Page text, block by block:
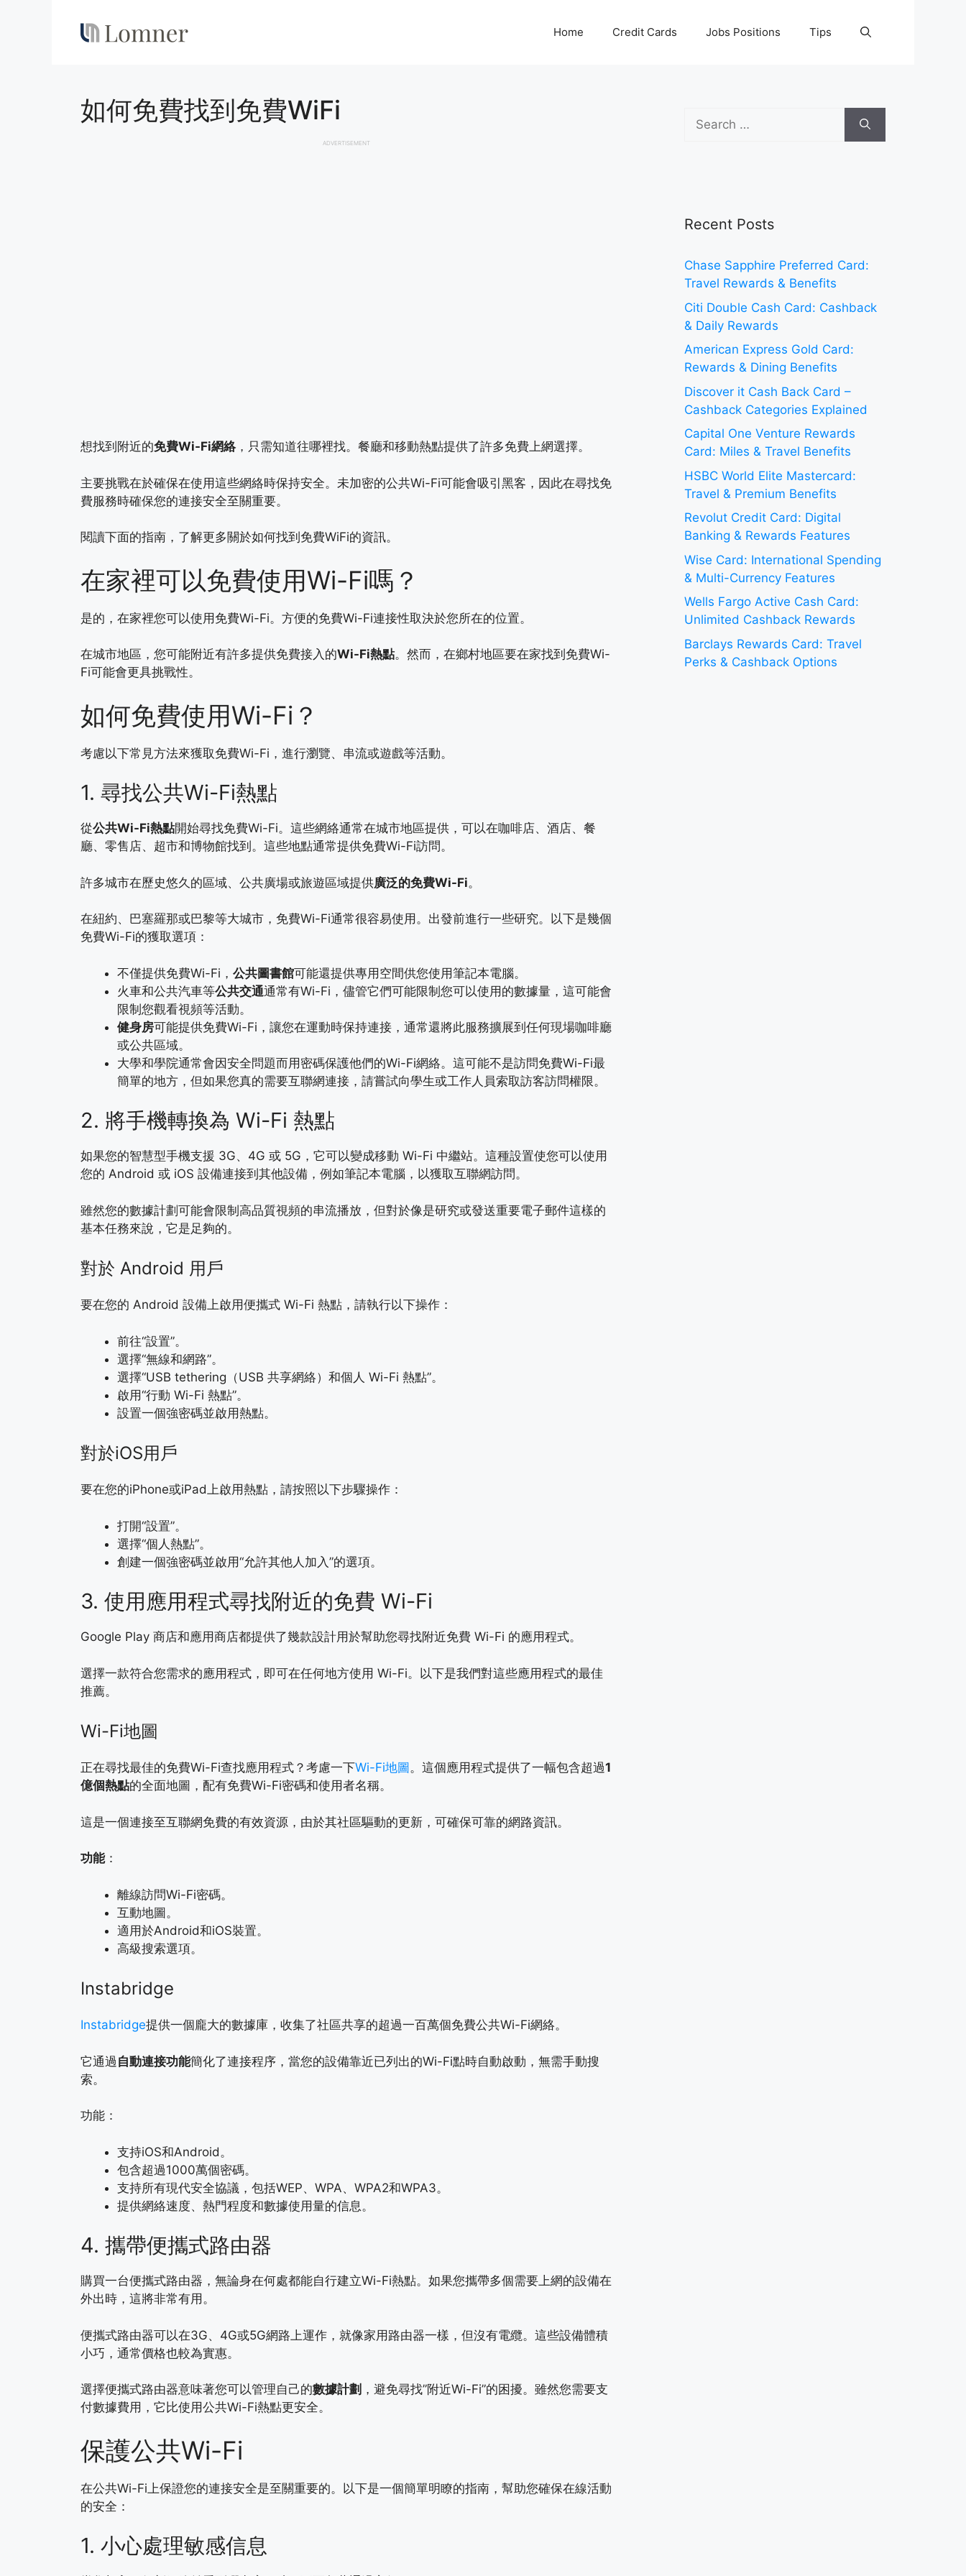
Home Credit Cards Jobs Positions Tips
如何免費找到免費WiFi
ADVERTISEMENT
想找到附近的免費Wi-Fi網絡，只需知道往哪裡找。餐廳和移動熱點提供了許多免費上網選擇。
主要挑戰在於確保在使用這些網絡時保持安全。未加密的公共Wi-Fi可能會吸引黑客，因此在尋找免
費服務時確保您的連接安全至關重要。
閱讀下面的指南，了解更多關於如何找到免費WiFi的資訊。
在家裡可以免費使用Wi-Fi嗎？
是的，在家裡您可以使用免費Wi-Fi。方便的免費Wi-Fi連接性取決於您所在的位置。
在城市地區，您可能附近有許多提供免費接入的Wi-Fi熱點。然而，在鄉村地區要在家找到免費Wi-
Fi可能會更具挑戰性。
如何免費使用Wi-Fi？
考慮以下常見方法來獲取免費Wi-Fi，進行瀏覽、串流或遊戲等活動。
1. 尋找公共Wi-Fi熱點
從公共Wi-Fi熱點開始尋找免費Wi-Fi。這些網絡通常在城市地區提供，可以在咖啡店、酒店、餐
廳、零售店、超市和博物館找到。這些地點通常提供免費Wi-Fi訪問。
許多城市在歷史悠久的區域、公共廣場或旅遊區域提供廣泛的免費Wi-Fi。
在紐約、巴塞羅那或巴黎等大城市，免費Wi-Fi通常很容易使用。出發前進行一些研究。以下是幾個
免費Wi-Fi的獲取選項：
不僅提供免費Wi-Fi， 公共圖書館可能還提供專用空間供您使用筆記本電腦。
火車和公共汽車等公共交通通常有Wi-Fi，儘管它們可能限制您可以使用的數據量，這可能會
限制您觀看視頻等活動。
健身房可能提供免費Wi-Fi，讓您在運動時保持連接，通常還將此服務擴展到任何現場咖啡廳
或公共區域。
大學和學院通常會因安全問題而用密碼保護他們的Wi-Fi網絡。這可能不是訪問免費Wi-Fi最
簡單的地方，但如果您真的需要互聯網連接，請嘗試向學生或工作人員索取訪客訪問權限。
2. 將手機轉換為 Wi-Fi 熱點
如果您的智慧型手機支援 3G、4G 或 5G，它可以變成移動 Wi-Fi 中繼站。這種設置使您可以使用
您的 Android 或 iOS 設備連接到其他設備，例如筆記本電腦，以獲取互聯網訪問。
雖然您的數據計劃可能會限制高品質視頻的串流播放，但對於像是研究或發送重要電子郵件這樣的
基本任務來說，它是足夠的。
對於 Android 用戶
要在您的 Android 設備上啟用便攜式 Wi-Fi 熱點，請執行以下操作：
前往“設置”。
選擇“無線和網路”。
選擇“USB tethering（USB 共享網絡）和個人 Wi-Fi 熱點”。
啟用“行動 Wi-Fi 熱點”。
設置一個強密碼並啟用熱點。
對於iOS用戶
要在您的iPhone或iPad上啟用熱點，請按照以下步驟操作：
打開“設置”。
選擇“個人熱點”。
創建一個強密碼並啟用“允許其他人加入”的選項。
3. 使用應用程式尋找附近的免費 Wi-Fi
Google Play 商店和應用商店都提供了幾款設計用於幫助您尋找附近免費 Wi-Fi 的應用程式。
選擇一款符合您需求的應用程式，即可在任何地方使用 Wi-Fi。以下是我們對這些應用程式的最佳
推薦。
Wi-Fi地圖
正在尋找最佳的免費Wi-Fi查找應用程式？考慮一下Wi-Fi地圖 。這個應用程式提供了一幅包含超過1
億個熱點的全面地圖，配有免費Wi-Fi密碼和使用者名稱。
這是一個連接至互聯網免費的有效資源，由於其社區驅動的更新，可確保可靠的網路資訊。
功能：
離線訪問Wi-Fi密碼。
互動地圖。
適用於Android和iOS裝置。
高級搜索選項。
Instabridge
Instabridge提供一個龐大的數據庫，收集了社區共享的超過一百萬個免費公共Wi-Fi網絡。
它通過 自動連接功能簡化了連接程序，當您的設備靠近已列出的Wi-Fi點時自動啟動，無需手動搜
索。
功能：
支持iOS和Android。
包含超過1000萬個密碼。
支持所有現代安全協議，包括WEP、WPA、WPA2和WPA3。
提供網絡速度、熱門程度和數據使用量的信息。
4. 攜帶便攜式路由器
購買一台便攜式路由器，無論身在何處都能自行建立Wi-Fi熱點。如果您攜帶多個需要上網的設備在
外出時，這將非常有用。
便攜式路由器可以在3G、4G或5G網路上運作，就像家用路由器一樣，但沒有電纜。這些設備體積
小巧，通常價格也較為實惠。
選擇便攜式路由器意味著您可以管理自己的數據計劃 ，避免尋找”附近Wi-Fi”的困擾。雖然您需要支
付數據費用，它比使用公共Wi-Fi熱點更安全。
保護公共Wi-Fi
在公共Wi-Fi上保證您的連接安全是至關重要的。以下是一個簡單明瞭的指南，幫助您確保在線活動
的安全：
1. 小心處理敏感信息
Search
for:
Recent Posts
Chase Sapphire Preferred Card:
Travel Rewards & Benefits
Citi Double Cash Card: Cashback
& Daily Rewards
American Express Gold Card:
Rewards & Dining Benefits
Discover it Cash Back Card –
Cashback Categories Explained
Capital One Venture Rewards
Card: Miles & Travel Benefits
HSBC World Elite Mastercard:
Travel & Premium Benefits
Revolut Credit Card: Digital
Banking & Rewards Features
Wise Card: International Spending
& Multi-Currency Features
Wells Fargo Active Cash Card:
Unlimited Cashback Rewards
Barclays Rewards Card: Travel
Perks & Cashback Options